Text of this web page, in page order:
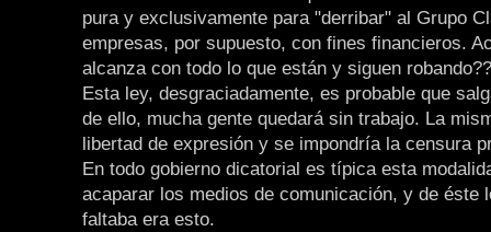
pura y exclusivamente para "derribar" al Grupo
empresas, por supuesto, con fines financieros.
alcanza con todo lo que están y siguen
Esta ley, desgraciadamente, es probable que
de ello, mucha gente quedará sin trabajo. La
libertad de expresión y se impondría la censura
En todo gobierno dicatorial es típica esta
acaparar los medios de comunicación, y de éste
faltaba era esto.